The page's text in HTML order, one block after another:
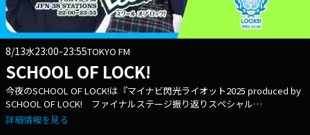
8/13水23:00-23:55TOKYO FM
SCHOOL OF LOCK!
今夜のSCHOOL OF LOCK!は『マイナビ閃光ライオット2025 produced by
SCHOOL OF LOCK! ファイナルステージ振り返りスペシャル
Day1』!!! 8月7日(木)、Zepp DiverCityで開催された10代ミュージシャ
詳細情報を見る